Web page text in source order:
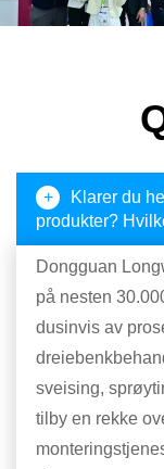
+
Klarer du
produkter?
Dongguan
på nesten
dusinvis av
sveising,
tilby en rekke